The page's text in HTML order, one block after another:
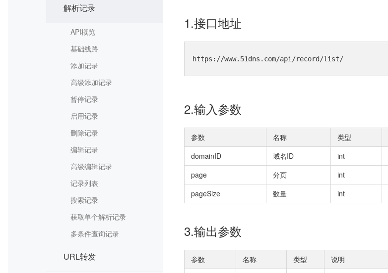
解析记录
API概览
基础线路
添加记录
高级添加记录
暂停记录
启用记录
删除记录
编辑记录
高级编辑记录
记录列表
搜索记录
获取单个解析记录
多条件查询记录
URL转发
1.接口地址
https://www.51dns.com/api/record/list/
2.输入参数
参数 名称 类型
domainID
域名ID int
page
分页 int
pageSize
数量 int
3.输出参数
参数 名称 类型
说明